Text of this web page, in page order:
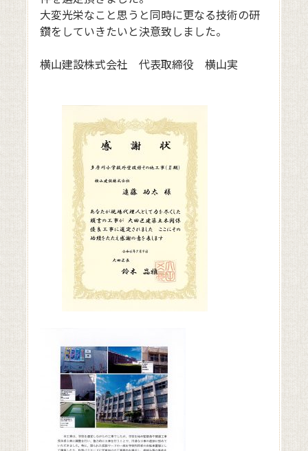
大変光栄なこと思うと同時に更なる技術の研
鑽をしていきたいと決意致しました。
横山建設株式会社 代表取締役 横山実